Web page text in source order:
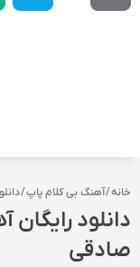
خانه/آهنگ بی کلام پاپ/
دانلود
صادقی